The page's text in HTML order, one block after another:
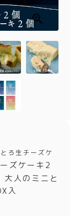
会員様限定
のアウトレッ
¥3,999
〜
ろ生チーズケ
ズケーキ2
人のミニと
入